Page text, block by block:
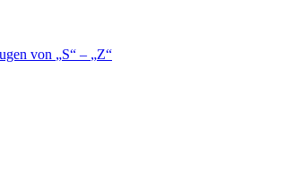
von S –
Z